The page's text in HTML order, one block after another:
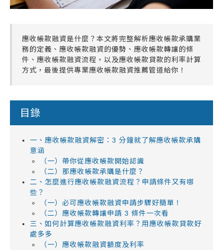
應收帳款融資是什麼？本文將完整解析應收帳款承購業
務的定義、應收帳款融資的優勢、應收帳款轉讓的條
件、應收帳款融資流程，以及應收帳款貸款的利率計算
方式，最後提供專業應收帳款融資推薦管道給你！
目錄
一、應收帳款融資解密：3 分鐘就了解應收帳款承購
意涵
（一）帶你從應收帳款開始認識
（二）那應收帳款承購是什麼？
二、怎麼進行應收帳款融資流程？申請條件又有哪
些？
（一）必可應收帳款融資申請步驟好簡單！
（二）應收帳款轉讓申請 3 條件一次看
三、如何計算應收帳款融資利率？用應收帳款貸款好
處多多
（一）應收帳款融資額度及利率